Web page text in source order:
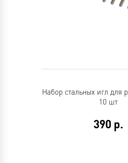
Набор стальных игл для
10 шт
390р.